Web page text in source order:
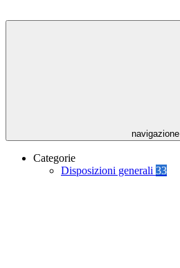
navigazione
Categorie
Disposizioni generali 33